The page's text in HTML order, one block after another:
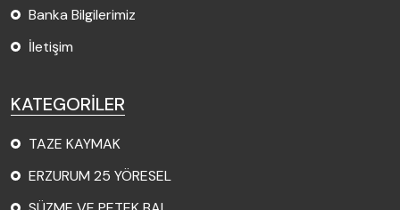
Banka Bilgilerimiz
İletişim
KATEGORİLER
TAZE KAYMAK
ERZURUM 25 YÖRESEL